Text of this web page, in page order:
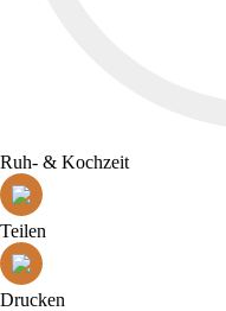
Ruh- & Kochzeit
Teilen
Drucken